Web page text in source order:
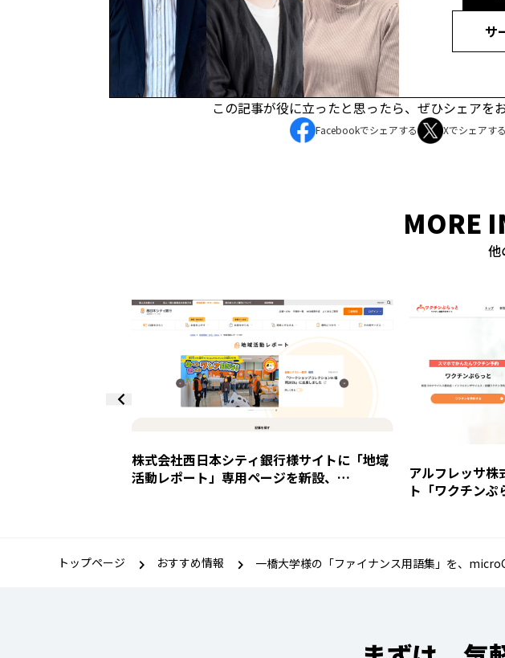
サ
この記事が役に立ったと思ったら、 ぜひシェアを
Facebookでシェアする Xでシェアする
MORE
他
株式会社西日本シティ銀行様サイトに「地域
活動レポート」専用ページを新設、
アルフレッサ株
ト「ワクチン
トップページ おすすめ情報 一橋大学様の「ファイナンス用語集」を、